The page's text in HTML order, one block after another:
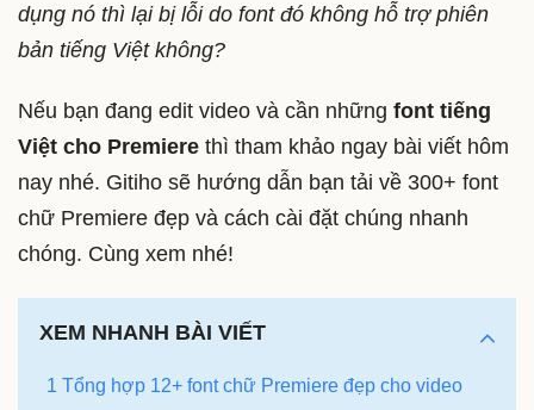
dụng nó thì lại bị lỗi do font đó không hỗ trợ phiên
bản tiếng Việt không?
Nếu bạn đang edit video và cần những font tiếng
Việt cho Premiere thì tham khảo ngay bài viết hôm
nay nhé. Gitiho sẽ hướng dẫn bạn tải về 300+ font
chữ Premiere đẹp và cách cài đặt chúng nhanh
chóng. Cùng xem nhé!
XEM NHANH BÀI VIẾT
1 Tổng hợp 12+ font chữ Premiere đẹp cho video